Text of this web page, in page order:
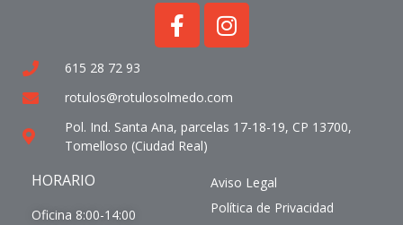
615 28 72 93
rotulos@rotulosolmedo.com
Pol. Ind. Santa Ana, parcelas 17-18-19, CP 13700,
Tomelloso (Ciudad Real)
HORARIO
Oficina 8:00-14:00
Aviso Legal
Política de Privacidad